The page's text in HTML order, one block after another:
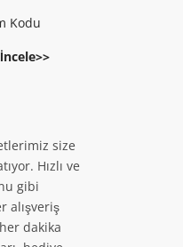
Kodu
size
Hızlı ve
gibi
alışveriş
dakika